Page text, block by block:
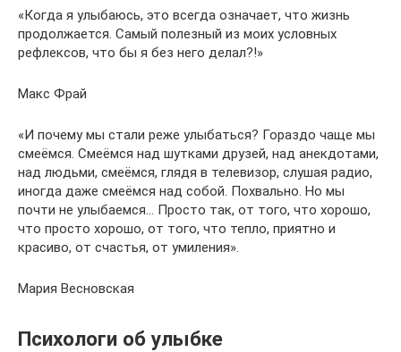
«Когда я улыбаюсь, это всегда означает, что жизнь
продолжается. Самый полезный из моих условных
рефлексов, что бы я без него делал?!»
Макс Фрай
«И почему мы стали реже улыбаться? Гораздо чаще мы
смеёмся. Смеёмся над шутками друзей, над анекдотами,
над людьми, смеёмся, глядя в телевизор, слушая радио,
иногда даже смеёмся над собой. Похвально. Но мы
почти не улыбаемся… Просто так, от того, что хорошо,
что просто хорошо, от того, что тепло, приятно и
красиво, от счастья, от умиления».
Мария Весновская
Психологи об улыбке